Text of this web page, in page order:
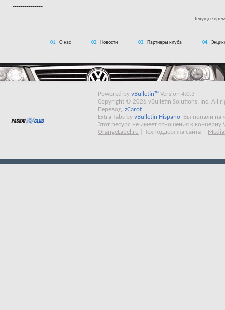
---------------
Текущее
01. О нас 02. Новости 03. Партнеры клуба 04.
Powered by vBulletin™ Version 4.0.3
Copyright © 2026 vBulletin Solutions, Inc. All
Перевод: zCarot
Extra Tabs by vBulletin Hispano
Вы попали на
Этот ресурс не имеет отношения к концерну
OrangeLabel.ru
Техподдержка сайта --